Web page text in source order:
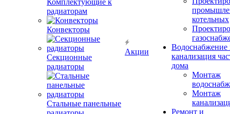
Комплектующие к
радиаторам
Конвекторы
Секционные
радиаторы
Стальные панельные
Акции
котельных
Водоснабжение
канализация
дома
Монтаж
Монтаж
Ремонт и